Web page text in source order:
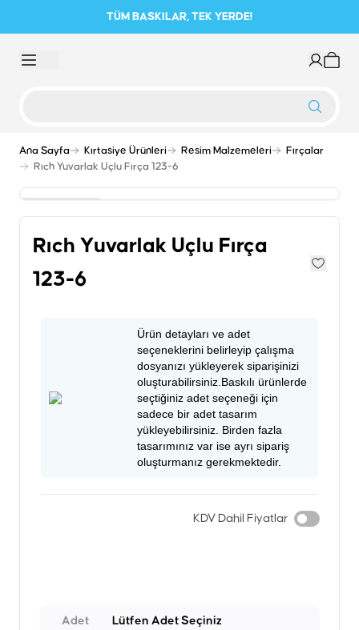
TÜM BASKILAR, TEK YERDE!
Ana Sayfa Kırtasiye Ürünleri Resim Malzemeleri
Fırçalar
Rıch Yuvarlak Uçlu Fırça 123-6
Rıch Yuvarlak Uçlu Fırça
123-6
Ürün detayları ve adet
seçeneklerini belirleyip çalışma
dosyanızı yükleyerek siparişinizi
oluşturabilirsiniz.Baskılı ürünlerde
seçtiğiniz adet seçeneği için
sadece bir adet tasarım
yükleyebilirsiniz. Birden fazla
tasarımınız var ise ayrı sipariş
oluşturmanız gerekmektedir.
KDV Dahil Fiyatlar
Adet Lütfen Adet Seçiniz